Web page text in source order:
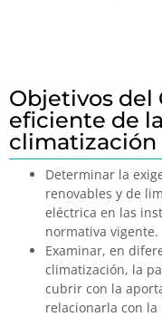
Objetivos del
eficiente de
climatización
Determinar la
renovables y de
eléctrica en las
normativa vigente.
Examinar, en
climatización, la
cubrir con la
relacionarla con